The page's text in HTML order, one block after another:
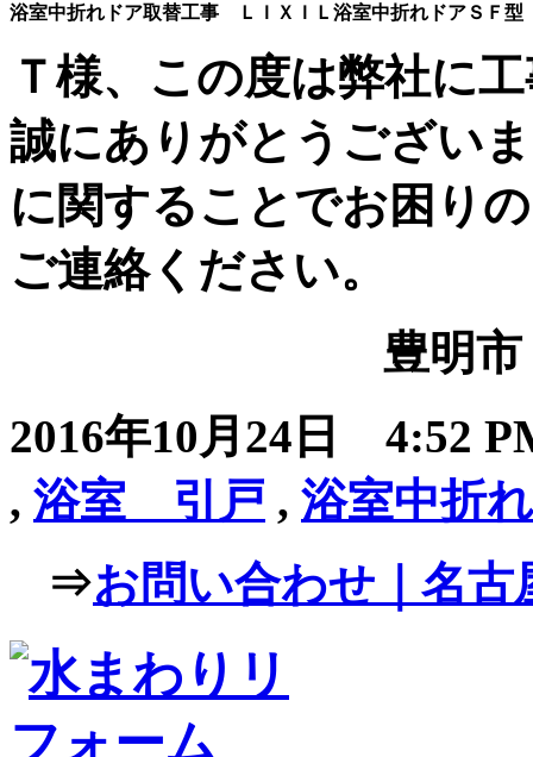
浴室中折れドア取替工事 ＬＩＸＩＬ浴室中折れドアＳＦ
Ｔ様、この度は弊社に
誠にありがとうござい
に関することでお困り
ご連絡ください。
豊明
2016年10月24日 4:52
, 浴室 引戸 , 浴室中折
⇒お問い合わせ｜名